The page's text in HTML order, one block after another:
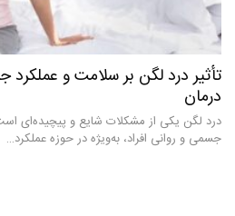
تأثیر درد لگن بر سلامت و
درمان
درد لگن یکی از مشکلات شایع و پیچیده‌ای
جسمی و روانی افراد، به‌ویژه در حوزه عملکرد…